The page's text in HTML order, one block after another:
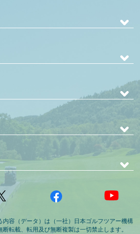
内容（データ）は（一社）日本ゴルフツアー機構
転載、転用及び無断複製は一切禁止します。